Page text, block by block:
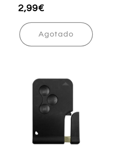
Precio
habitual
2,99€
Agotado